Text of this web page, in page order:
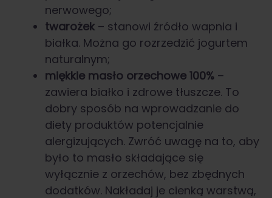
nerwowego;
twarożek – stanowi źródło wapnia i
białka. Można go rozrzedzić jogurtem
naturalnym;
miękkie masło orzechowe 100% –
zawiera białko i zdrowe tłuszcze. To
dobry sposób na wprowadzanie do
diety produktów potencjalnie
alergizujących. Zwróć uwagę na to, aby
było to masło składające się
wyłącznie z orzechów, bez zbędnych
dodatków. Nakładaj je cienką warstwą,